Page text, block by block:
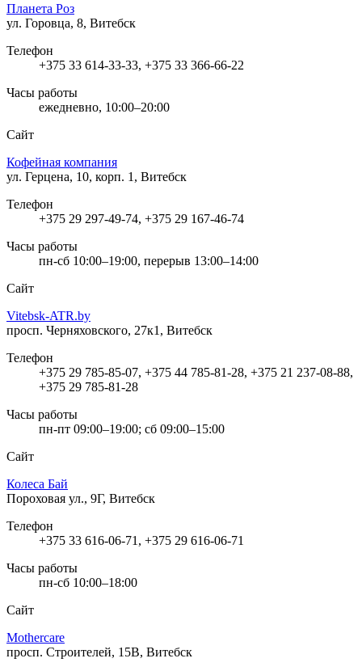
Планета Роз
ул. Горовца, 8, Витебск
Телефон
+375 33 614-33-33, +375 33 366-66-22
Часы работы
ежедневно, 10:00–20:00
Сайт
Кофейная компания
ул. Герцена, 10, корп. 1, Витебск
Телефон
+375 29 297-49-74, +375 29 167-46-74
Часы работы
пн-сб 10:00–19:00, перерыв 13:00–14:00
Сайт
Vitebsk-ATR.by
просп. Черняховского, 27к1, Витебск
Телефон
+375 29 785-85-07, +375 44 785-81-28, +375 21 237-08-88,
+375 29 785-81-28
Часы работы
пн-пт 09:00–19:00; сб 09:00–15:00
Сайт
Колеса Бай
Пороховая ул., 9Г, Витебск
Телефон
+375 33 616-06-71, +375 29 616-06-71
Часы работы
пн-сб 10:00–18:00
Сайт
Mothercare
просп. Строителей, 15В, Витебск